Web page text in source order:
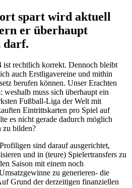
spart wird aktuell
er überhaupt
darf.
ist rechtlich korrekt. Dennoch bleibt
auch Erstligavereine und mithin
berufen können. Unser Erachten
weshalb muss sich überhaupt ein
Fußball-Liga der Welt mit
Eintrittskarten pro Spiel auf
es nicht gerade dadurch möglich
zu bilden?
sind darauf ausgerichtet,
und in (teure) Spielertransfers zu
Saison mit einem noch
zu generieren- die
Grund der derzeitigen finanziellen